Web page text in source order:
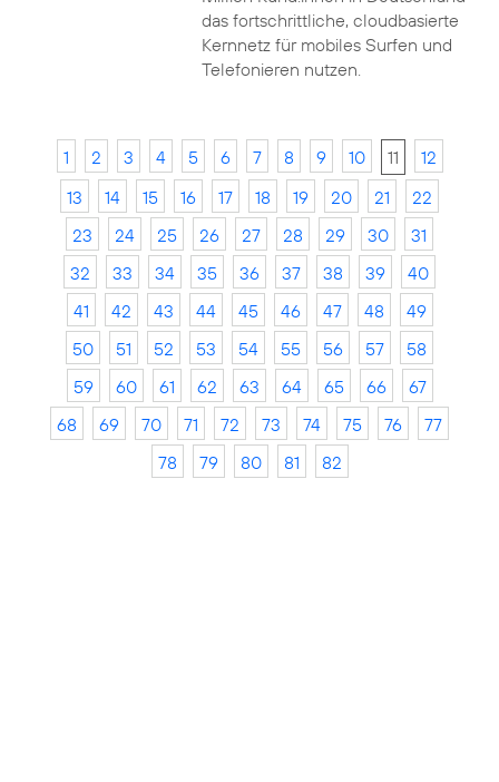
das fortschrittliche, cloudbasierte
Kernnetz für mobiles Surfen und
Telefonieren nutzen.
1 2 3 4 5 6 7 8 9 10 11
12
13
14 15 16 17 18 19 20 21
22
23
24 25 26 27 28 29 30
31
32
33 34 35 36 37 38 39
40
41
42 43 44 45 46 47 48
49
50
51 52 53 54 55 56 57
58
59
60 61 62 63 64 65 66
67
68
69 70 71 72 73 74 75 76
77
78
79 80 81 82